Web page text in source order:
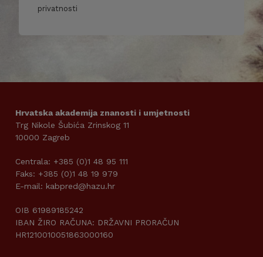
privatnosti
Hrvatska akademija znanosti i umjetnosti
Trg Nikole Šubića Zrinskog 11
10000 Zagreb
Centrala: +385 (0)1 48 95 111
Faks: +385 (0)1 48 19 979
E-mail: kabpred@hazu.hr
OIB 61989185242
IBAN ŽIRO RAČUNA: DRŽAVNI PRORAČUN
HR1210010051863000160